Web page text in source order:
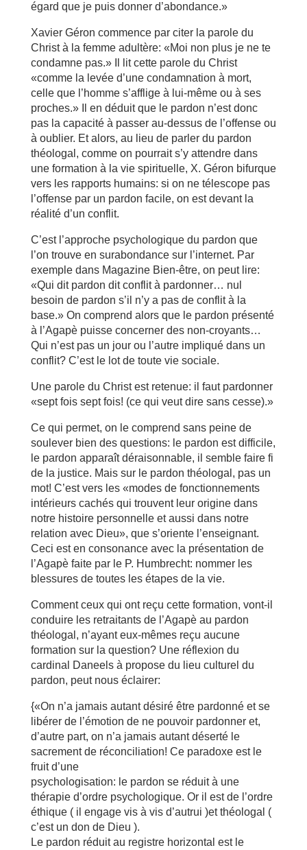
égard que je puis donner d’abondance.»
Xavier Géron commence par citer la parole du
Christ à la femme adultère: «Moi non plus je ne te
condamne pas.» Il lit cette parole du Christ
«comme la levée d’une condamnation à mort,
celle que l’homme s’afflige à lui-même ou à ses
proches.» Il en déduit que le pardon n’est donc
pas la capacité à passer au-dessus de l’offense ou
à oublier. Et alors, au lieu de parler du pardon
théologal, comme on pourrait s’y attendre dans
une formation à la vie spirituelle, X. Géron bifurque
vers les rapports humains: si on ne télescope pas
l’offense par un pardon facile, on est devant la
réalité d’un conflit.
C’est l’approche psychologique du pardon que
l’on trouve en surabondance sur l’internet. Par
exemple dans Magazine Bien-être, on peut lire:
«Qui dit pardon dit conflit à pardonner… nul
besoin de pardon s’il n’y a pas de conflit à la
base.» On comprend alors que le pardon présenté
à l’Agapè puisse concerner des non-croyants…
Qui n’est pas un jour ou l’autre impliqué dans un
conflit? C’est le lot de toute vie sociale.
Une parole du Christ est retenue: il faut pardonner
«sept fois sept fois! (ce qui veut dire sans cesse).»
Ce qui permet, on le comprend sans peine de
soulever bien des questions: le pardon est difficile,
le pardon apparaît déraisonnable, il semble faire fi
de la justice. Mais sur le pardon théologal, pas un
mot! C’est vers les «modes de fonctionnements
intérieurs cachés qui trouvent leur origine dans
notre histoire personnelle et aussi dans notre
relation avec Dieu», que s’oriente l’enseignant.
Ceci est en consonance avec la présentation de
l’Agapè faite par le P. Humbrecht: nommer les
blessures de toutes les étapes de la vie.
Comment ceux qui ont reçu cette formation, vont-il
conduire les retraitants de l’Agapè au pardon
théologal, n’ayant eux-mêmes reçu aucune
formation sur la question? Une réflexion du
cardinal Daneels à propose du lieu culturel du
pardon, peut nous éclairer:
{«On n’a jamais autant désiré être pardonné et se
libérer de l’émotion de ne pouvoir pardonner et,
d’autre part, on n’a jamais autant déserté le
sacrement de réconciliation! Ce paradoxe est le
fruit d’une
psychologisation: le pardon se réduit à une
thérapie d’ordre psychologique. Or il est de l’ordre
éthique ( il engage vis à vis d’autrui )et théologal (
c’est un don de Dieu ).
Le pardon réduit au registre horizontal est le